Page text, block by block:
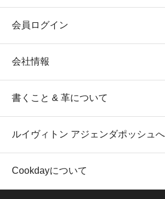
会員ログイン
会社情報
書くこと & 革について
ルイヴィトン アジェンダポッシュ
Cookdayについて